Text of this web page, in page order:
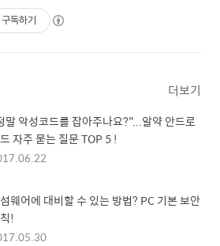
구독하기
더보기
말 악성코드를 잡아주나요?"...알약 안드로
자주 묻는 질문 TOP 5 !
웨어에 대비할 수 있는 방법? PC 기본 보안
!